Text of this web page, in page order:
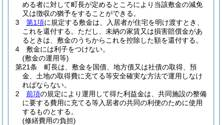
める者に対して町長が定めるところにより当該敷金の減免
又は徴収の猶予をすることができる。
3
第1項に規定する敷金は、入居者が住宅を明け渡すとき、
これを還付する。 ただし、未納の家賃又は損害賠償金があ
るときは、敷金のうちからこれを控除した額を還付する。
4
敷金には利子をつけない。
(敷金の運用等)
第21条
町長は、敷金を国債、地方債又は社債の取得、預
金、土地の取得費に充てる等安全確実な方法で運用しなけ
ればならない。
2
前項の規定により運用して得た利益金は、共同施設の整備
に要する費用に充てる等入居者の共同の利便のために使用
するものとする。
(修繕費用の負担)